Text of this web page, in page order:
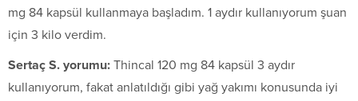
mg 84 kapsül kullanmaya başladım. 1 aydır kullanıyorum şuan
için 3 kilo verdim.
Sertaç S. yorumu: Thincal 120 mg 84 kapsül 3 aydır
kullanıyorum, fakat anlatıldığı gibi yağ yakımı konusunda iyi